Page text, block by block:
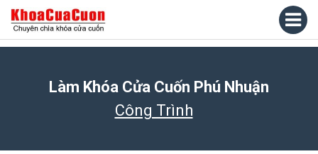
Làm Khóa Cửa Cuốn Phú Nhuận
Công Trình